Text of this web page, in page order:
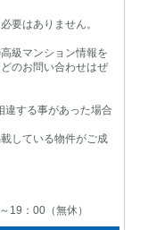
要はありません。
級マンション情報を
のお問い合わせはぜ
違する事があった場合
している物件がご成
：00（無休）